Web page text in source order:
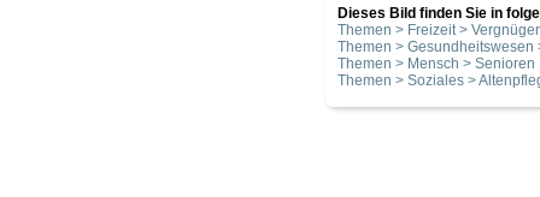
Dieses Bild finden Sie in
Themen > Freizeit >
Themen > Gesundheitswesen
Themen > Mensch > Senioren
Themen > Soziales >